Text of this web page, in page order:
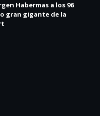
Habermas a los 96
gran gigante de la